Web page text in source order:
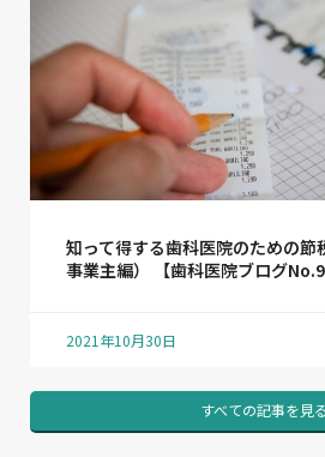
知って得する歯科医院のための節
事業主編） 【歯科医院ブログNo.9
2021年10月30日
すべての記事を見る